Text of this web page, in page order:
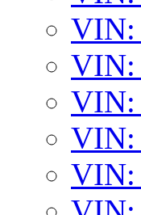
VIN:
VIN:
VIN:
VIN:
VIN: